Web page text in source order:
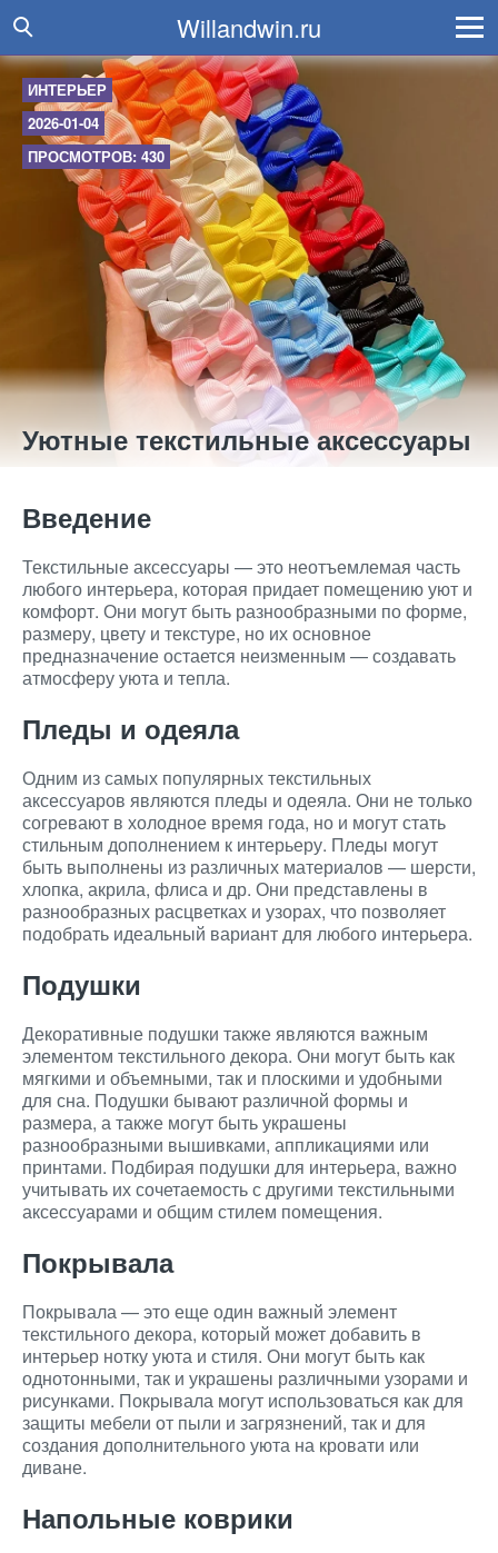
Willandwin.ru
ИНТЕРЬЕР
2026-01-04
ПРОСМОТРОВ: 430
Уютные текстильные аксессуары
Введение
Текстильные аксессуары — это неотъемлемая часть
любого интерьера, которая придает помещению уют и
комфорт. Они могут быть разнообразными по форме,
размеру, цвету и текстуре, но их основное
предназначение остается неизменным — создавать
атмосферу уюта и тепла.
Пледы и одеяла
Одним из самых популярных текстильных
аксессуаров являются пледы и одеяла. Они не только
согревают в холодное время года, но и могут стать
стильным дополнением к интерьеру. Пледы могут
быть выполнены из различных материалов — шерсти,
хлопка, акрила, флиса и др. Они представлены в
разнообразных расцветках и узорах, что позволяет
подобрать идеальный вариант для любого интерьера.
Подушки
Декоративные подушки также являются важным
элементом текстильного декора. Они могут быть как
мягкими и объемными, так и плоскими и удобными
для сна. Подушки бывают различной формы и
размера, а также могут быть украшены
разнообразными вышивками, аппликациями или
принтами. Подбирая подушки для интерьера, важно
учитывать их сочетаемость с другими текстильными
аксессуарами и общим стилем помещения.
Покрывала
Покрывала — это еще один важный элемент
текстильного декора, который может добавить в
интерьер нотку уюта и стиля. Они могут быть как
однотонными, так и украшены различными узорами и
рисунками. Покрывала могут использоваться как для
защиты мебели от пыли и загрязнений, так и для
создания дополнительного уюта на кровати или
диване.
Напольные коврики